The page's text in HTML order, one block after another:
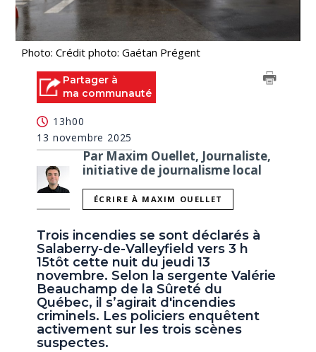
Photo: Crédit photo: Gaétan Prégent
Partager à
ma communauté
13h00
13 novembre 2025
Par Maxim Ouellet, Journaliste,
initiative de journalisme local
ÉCRIRE À MAXIM OUELLET
Trois incendies se sont déclarés à
Salaberry-de-Valleyfield vers 3 h
15tôt cette nuit du jeudi 13
novembre. Selon la sergente Valérie
Beauchamp de la Sûreté du
Québec, il s’agirait d'incendies
criminels. Les policiers enquêtent
activement sur les trois scènes
suspectes.